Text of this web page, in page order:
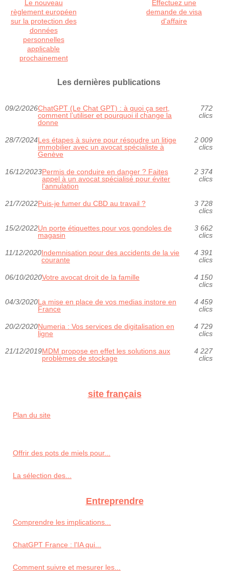
Le nouveau
règlement européen
sur la protection des
données
personnelles
applicable
prochainement
Effectuez une
demande de visa
d'affaire
Les dernières publications
09/2/2026ChatGPT (Le Chat GPT) : à quoi ça sert,
comment l’utiliser et pourquoi il change la
donne
772
clics
28/7/2024Les étapes à suivre pour résoudre un litige
immobilier avec un avocat spécialiste à
Genève
2 009
clics
16/12/2023Permis de conduire en danger ? Faites
appel à un avocat spécialisé pour éviter
l'annulation
2 374
clics
21/7/2022Puis-je fumer du CBD au travail ?
3 728
clics
15/2/2022Un porte étiquettes pour vos gondoles de
magasin
3 662
clics
11/12/2020Indemnisation pour des accidents de la vie
courante
4 391
clics
06/10/2020Votre avocat droit de la famille
4 150
clics
04/3/2020La mise en place de vos medias instore en
France
4 459
clics
20/2/2020Numeria : Vos services de digitalisation en
ligne
4 729
clics
21/12/2019MDM propose en effet les solutions aux
problèmes de stockage
4 227
clics
site français
Plan du site
Offrir des pots de miels pour...
La sélection des...
Entreprendre
Comprendre les implications...
ChatGPT France : l'IA qui...
Comment suivre et mesurer les...